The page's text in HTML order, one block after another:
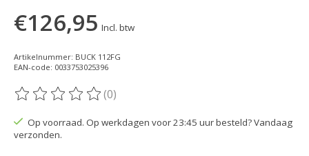
€126,95 Incl. btw
Artikelnummer: BUCK 112FG
EAN-code: 0033753025396
De beoordeling van dit product is
(0)
Op voorraad. Op werkdagen voor 23:45 uur besteld? Vandaag
verzonden.